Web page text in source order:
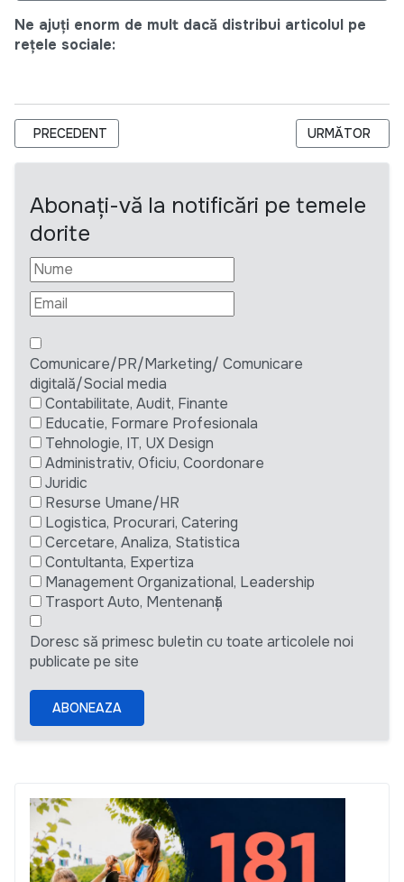
Ne ajuți enorm de mult dacă distribui articolul pe
rețele sociale:
ARTICOL PRECEDENT: GAL INIMA NISTRULUI ANUNȚĂ
PRECEDENT ARTICOLUL
URMĂTOR
Abonați-vă la notificări pe temele
dorite
Comunicare/PR/Marketing/ Comunicare
digitală/Social media
Contabilitate, Audit, Finante
Educatie, Formare Profesionala
Tehnologie, IT, UX Design
Administrativ, Oficiu, Coordonare
Juridic
Resurse Umane/HR
Logistica, Procurari, Catering
Cercetare, Analiza, Statistica
Contultanta, Expertiza
Management Organizational, Leadership
Trasport Auto, Mentenanță
Doresc să primesc buletin cu toate articolele noi
publicate pe site
ABONEAZA